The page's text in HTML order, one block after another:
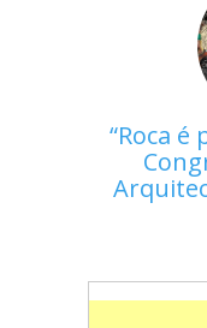
Roca é